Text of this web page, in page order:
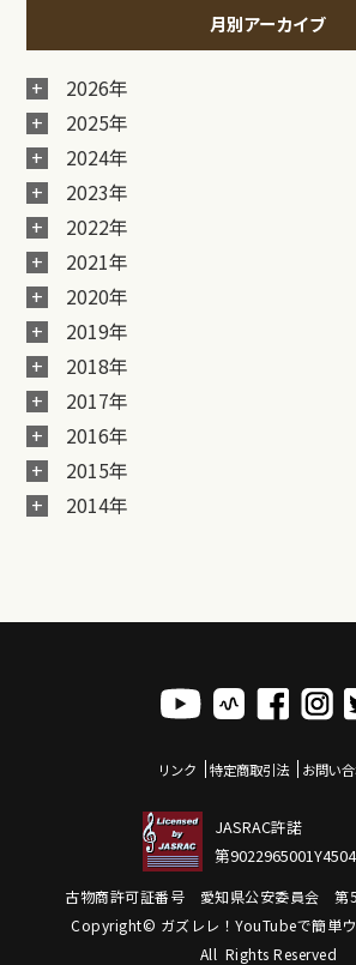
月別アーカイブ
2026年
2025年
2024年
2023年
2022年
2021年
2020年
2019年
2018年
2017年
2016年
2015年
2014年
リンク 特定商取引法 お問い
JASRAC許諾
第
古物商許可証番号 愛知県公安委員会 第
Copyright© ガズレレ！YouTubeで簡単
All Rights Reserved